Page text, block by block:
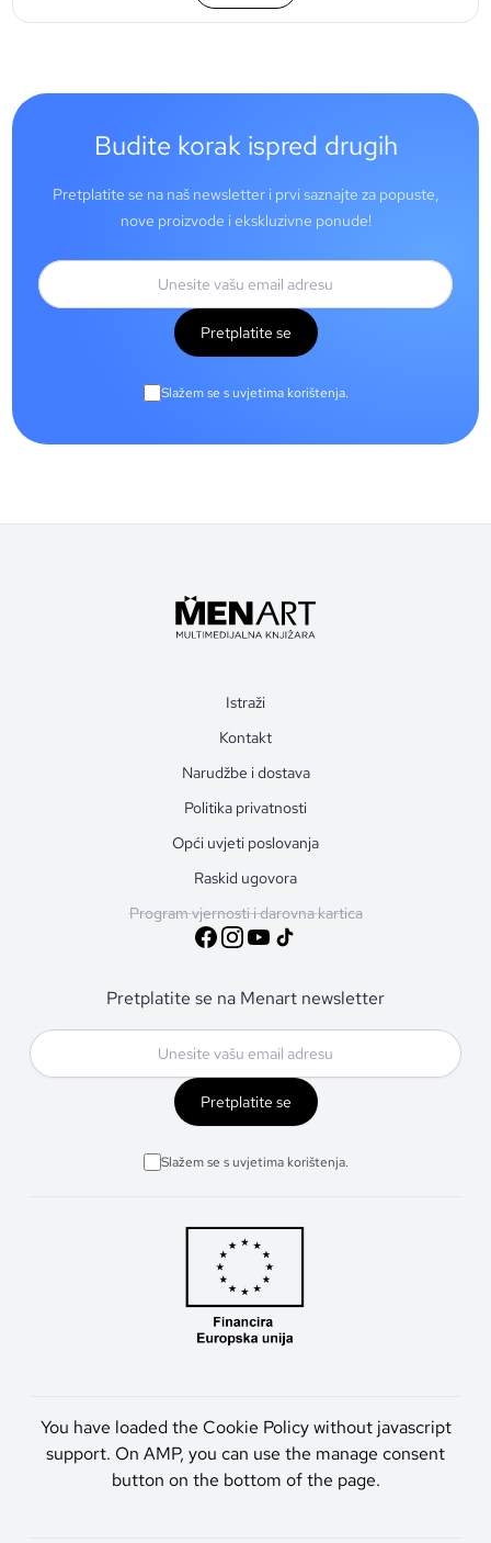
Budite korak ispred drugih
Pretplatite se na naš newsletter i prvi saznajte za popuste,
nove proizvode i ekskluzivne ponude!
Pretplatite se
Slažem se s uvjetima korištenja.
Istraži
Kontakt
Narudžbe i dostava
Politika privatnosti
Opći uvjeti poslovanja
Raskid ugovora
Program vjernosti i darovna kartica
Pretplatite se na Menart newsletter
Pretplatite se
Slažem se s uvjetima korištenja.
You have loaded the Cookie Policy without javascript
support. On AMP, you can use the manage consent
button on the bottom of the page.